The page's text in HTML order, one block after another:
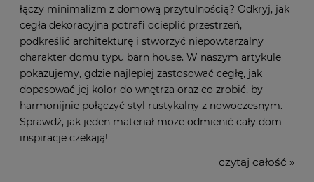
łączy minimalizm z domową przytulnością? Odkryj, jak
cegła dekoracyjna potrafi ocieplić przestrzeń,
podkreślić architekturę i stworzyć niepowtarzalny
charakter domu typu barn house. W naszym artykule
pokazujemy, gdzie najlepiej zastosować cegłę, jak
dopasować jej kolor do wnętrza oraz co zrobić, by
harmonijnie połączyć styl rustykalny z nowoczesnym.
Sprawdź, jak jeden materiał może odmienić cały dom —
inspiracje czekają!
czytaj całość »